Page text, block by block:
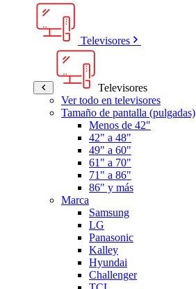
Televisores
Televisores
Ver todo en televisores
Tamaño de pantalla (pulgadas)
Menos de 42"
42" a 48"
49" a 60"
61" a 70"
71" a 86"
86" y más
Marca
Samsung
LG
Panasonic
Kalley
Hyundai
Challenger